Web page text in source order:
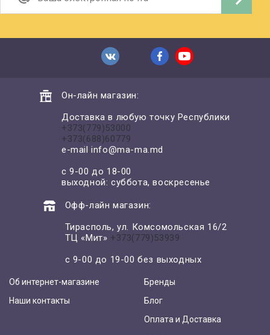
Он-лайн магазин:
Доставка в любую точку Республики
+373(779)53000
+373(688)60779
e-mailinfo@ma-ma.md
с 9-00 до 18-00
выходной: суббота, воскресенье
Офф-лайн магазин:
Тирасполь, ул. Комсомольская 16/2
ТЦ «Мит» +373(779)53939
с 9-00 до 19-00 без выходных
Об интернет-магазине
Наши контакты
Бренды
Блог
Оплата и Доставка